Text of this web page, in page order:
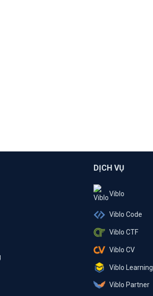
DỊCH VỤ
Viblo
Viblo Code
Viblo CTF
Viblo CV
Viblo Learning
Viblo Partner